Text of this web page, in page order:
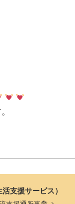
支援サービス）